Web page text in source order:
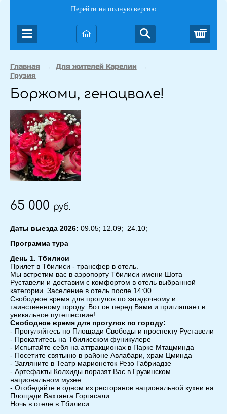
Перейти на полную версию
Главная → Для жителей Карелии →
Грузия
Боржоми, генацвале!
65 000 руб.
Даты выезда 2026: 09.05; 12.09; 24.10;
Программа тура
День 1. Тбилиси
Прилет в Тбилиси - трансфер в отель.
Мы встретим вас в аэропорту Тбилиси имени Шота
Руставели и доставим с комфортом в отель выбранной
категории. Заселение в отель после 14:00.
Свободное время для прогулок по загадочному и
таинственному городу. Вот он перед Вами и приглашает в
уникальное путешествие!
Свободное время для прогулок по городу:
- Прогуляйтесь по Площади Свободы и проспекту Руставели
- Прокатитесь на Тбилисском фуникулере
- Испытайте себя на аттракционах в Парке Мтацминда
- Посетите святыню в районе Авлабари, храм Цминда
- Загляните в Театр марионеток Резо Габриадзе
- Артефакты Колхиды поразят Вас в Грузинском
национальном музее
- Отобедайте в одном из ресторанов национальной кухни на
Площади Вахтанга Горгасали
Ночь в отеле в Тбилиси.